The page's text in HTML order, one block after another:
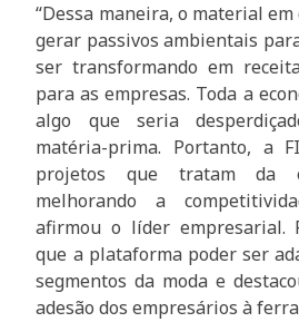
“Dessa maneira, o material
gerar passivos ambientais
ser transformando em
para as empresas. Toda a
algo que seria
matéria-prima. Portanto, a
projetos que tratam da
melhorando a
afirmou o líder empresarial.
que a plataforma poder ser
segmentos da moda e
adesão dos empresários à